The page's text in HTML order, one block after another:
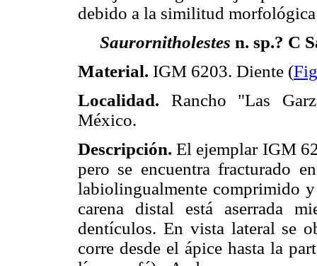
debido a la similitud
Saurornitholestes n. sp.? C
Material. IGM 6203. Diente (
Localidad. Rancho "Las
México.
Descripción. El ejemplar IGM
pero se encuentra fracturado
labiolingualmente comprimido y
carena distal está aserrada
dentículos. En vista lateral se
corre desde el ápice hasta la